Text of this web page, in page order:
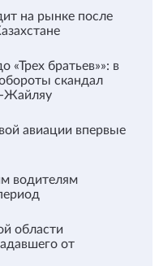
на рынке после
«Трех братьев»»: в
скандал
Жайляу
авиации впервые
водителям
области
от